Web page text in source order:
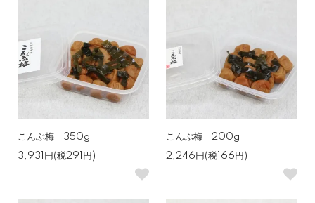
こんぶ梅 350g
3,931円(税291円)
こんぶ梅 200g
2,246円(税166円)